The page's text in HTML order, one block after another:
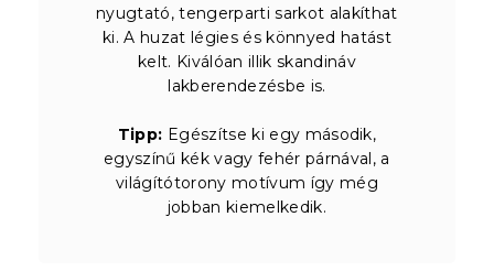
nyugtató, tengerparti sarkot alakíthat
ki. A huzat légies és könnyed hatást
kelt. Kiválóan illik skandináv
lakberendezésbe is.
Tipp: Egészítse ki egy második,
egyszínű kék vagy fehér párnával, a
világítótorony motívum így még
jobban kiemelkedik.